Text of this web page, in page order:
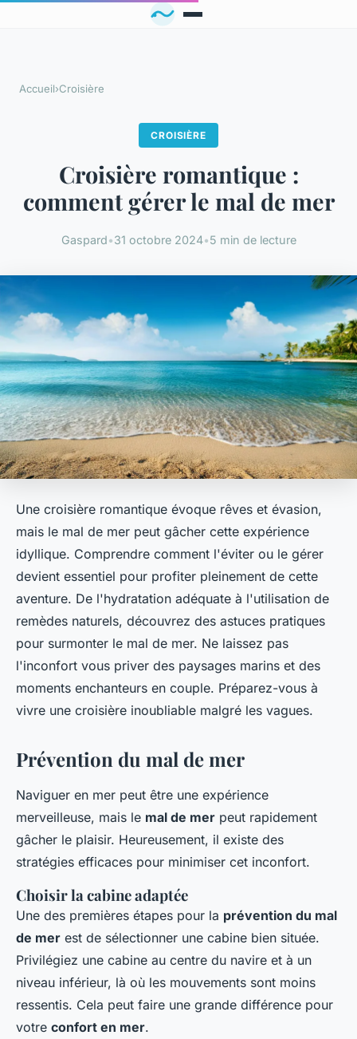
Accueil›Croisière
CROISIÈRE
Croisière romantique :
comment gérer le mal de mer
Gaspard•31 octobre 2024•5 min de lecture
Une croisière romantique évoque rêves et évasion,
mais le mal de mer peut gâcher cette expérience
idyllique. Comprendre comment l'éviter ou le gérer
devient essentiel pour profiter pleinement de cette
aventure. De l'hydratation adéquate à l'utilisation de
remèdes naturels, découvrez des astuces pratiques
pour surmonter le mal de mer. Ne laissez pas
l'inconfort vous priver des paysages marins et des
moments enchanteurs en couple. Préparez-vous à
vivre une croisière inoubliable malgré les vagues.
Prévention du mal de mer
Naviguer en mer peut être une expérience
merveilleuse, mais le mal de mer peut rapidement
gâcher le plaisir. Heureusement, il existe des
stratégies efficaces pour minimiser cet inconfort.
Choisir la cabine adaptée
Une des premières étapes pour la prévention du mal
de mer est de sélectionner une cabine bien située.
Privilégiez une cabine au centre du navire et à un
niveau inférieur, là où les mouvements sont moins
ressentis. Cela peut faire une grande différence pour
votre confort en mer.